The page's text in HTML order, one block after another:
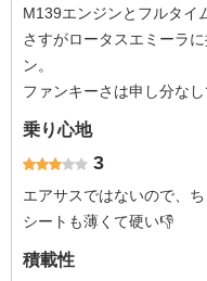
M139エンジンとフルタイ
さすがロータスエミーラ
ン。
ファンキーさは申し分なし
乗り心地
3
エアサスではないので、ち
シートも薄くて硬い👎
積載性